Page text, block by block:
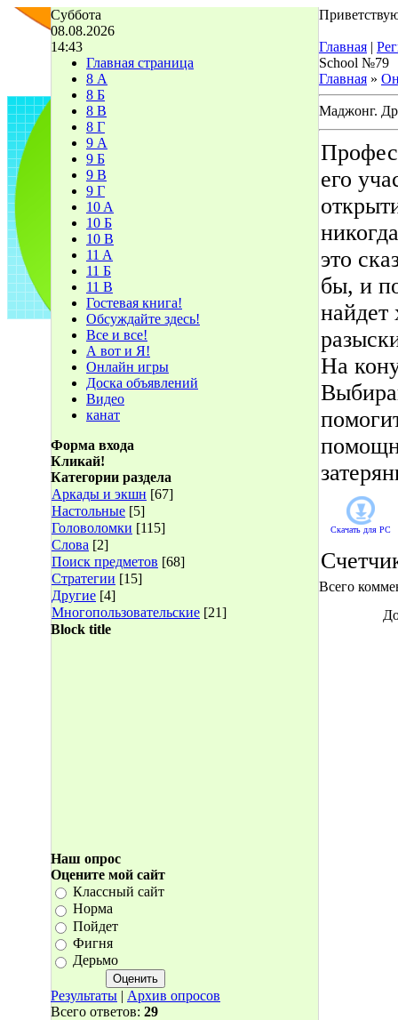
Суббота
08.08.2026
14:43
Главная страница
8 А
8 Б
8 В
8 Г
9 А
9 Б
9 В
9 Г
10 A
10 Б
10 В
11 A
11 Б
11 В
Гостевая книга!
Обсуждайте здесь!
Все и все!
А вот и Я!
Онлайн игры
Доска объявлений
Видео
канат
Форма входа
Кликай!
Категории раздела
Аркады и экшн [67]
Настольные [5]
Головоломки [115]
Слова [2]
Поиск предметов [68]
Стратегии [15]
Другие [4]
Многопользовательские [21]
Block title
Наш опрос
Оцените мой сайт
Классный сайт
Норма
Пойдет
Фигня
Дерьмо
Результаты | Архив опросов
Всего ответов: 29
Главная |
School №79
Главная »
Маджонг.
его
это
бы, и
найдет
На
Скачать для PC
Всего